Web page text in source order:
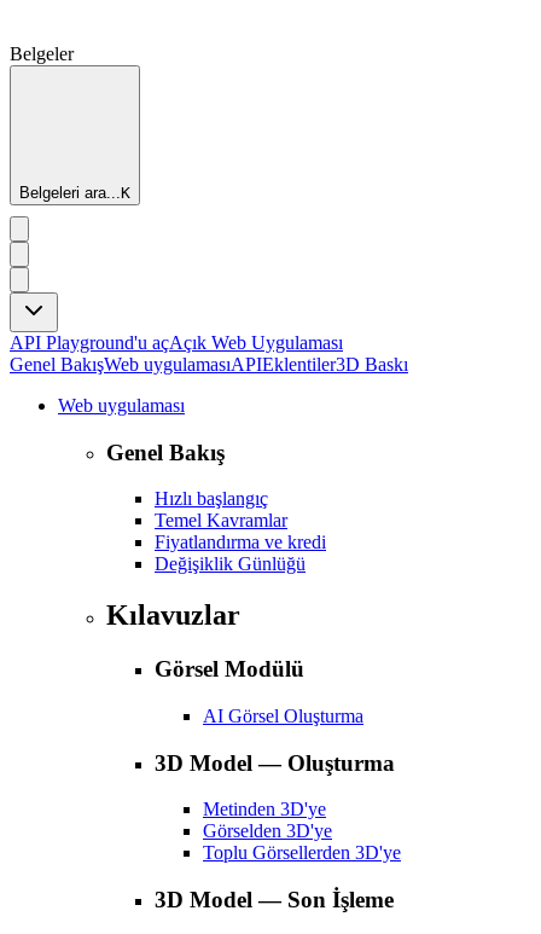
Belgeler
Belgeleri ara...K
API Playground'u açAçık Web Uygulaması
Genel BakışWeb uygulamasıAPIEklentiler3D Baskı
Web uygulaması
Genel Bakış
Hızlı başlangıç
Temel Kavramlar
Fiyatlandırma ve kredi
Değişiklik Günlüğü
Kılavuzlar
Görsel Modülü
AI Görsel Oluşturma
3D Model — Oluşturma
Metinden 3D'ye
Görselden 3D'ye
Toplu Görsellerden 3D'ye
3D Model — Son İşleme